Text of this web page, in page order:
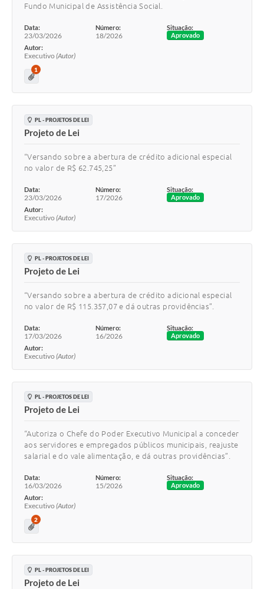
Fundo Municipal de Assistência Social.
Data:
23/03/2026
Número:
18/2026
Situação:
Aprovado
Autor:
Executivo (Autor)
1
PL - PROJETOS DE LEI
Projeto de Lei
“Versando sobre a abertura de crédito adicional especial
no valor de R$ 62.745,25”
Data:
23/03/2026
Número:
17/2026
Situação:
Aprovado
Autor:
Executivo (Autor)
PL - PROJETOS DE LEI
Projeto de Lei
“Versando sobre a abertura de crédito adicional especial
no valor de R$ 115.357,07 e dá outras providências”.
Data:
17/03/2026
Número:
16/2026
Situação:
Aprovado
Autor:
Executivo (Autor)
PL - PROJETOS DE LEI
Projeto de Lei
“Autoriza o Chefe do Poder Executivo Municipal a conceder
aos servidores e empregados públicos municipais, reajuste
salarial e do vale alimentação, e dá outras providências”.
Data:
16/03/2026
Número:
15/2026
Situação:
Aprovado
Autor:
Executivo (Autor)
2
PL - PROJETOS DE LEI
Projeto de Lei